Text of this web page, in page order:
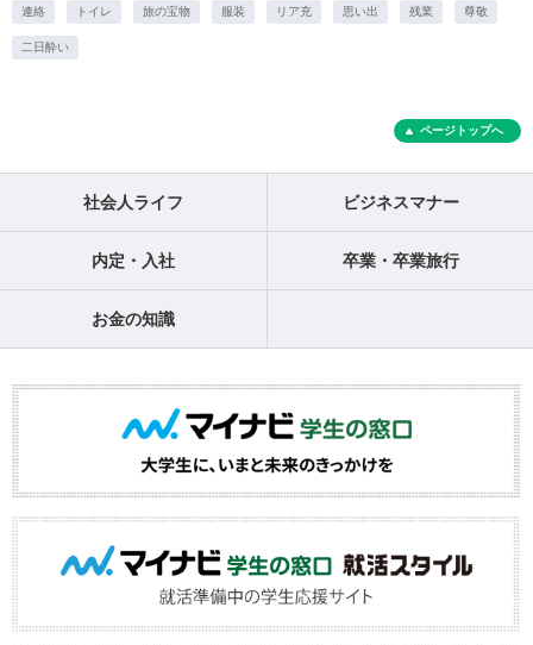
連絡 トイレ 旅の宝物 服装 リア充 思い出 残業 尊敬
二日酔い
ページトップへ
社会人ライフ ビジネスマナー
内定・入社 卒業・卒業旅行
お金の知識